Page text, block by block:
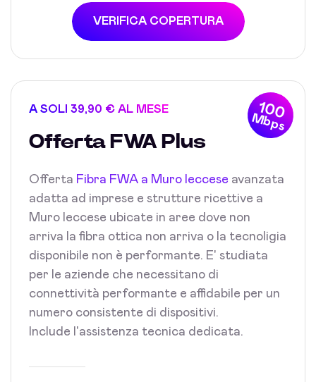
VERIFICA COPERTURA
100
Mbps
A SOLI 39,90 € AL MESE
Offerta FWA Plus
Offerta Fibra FWA a Muro leccese avanzata
adatta ad imprese e strutture ricettive a
Muro leccese ubicate in aree dove non
arriva la fibra ottica non arriva o la tecnoligia
disponibile non è performante. E' studiata
per le aziende che necessitano di
connettività performante e affidabile per un
numero consistente di dispositivi.
Include l'assistenza tecnica dedicata.